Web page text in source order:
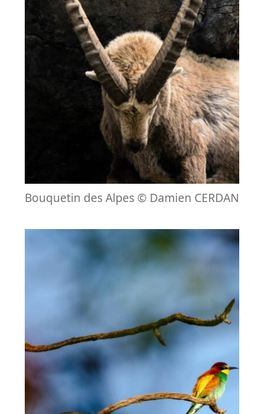
Bouquetin des Alpes © Damien CERDAN